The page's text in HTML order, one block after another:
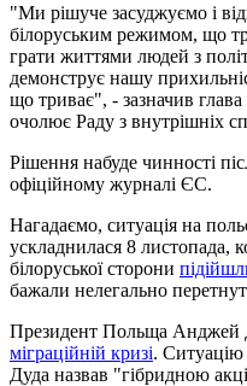
"Ми рішуче засуджуємо і
білоруським режимом, що
грати життями людей з
демонструє нашу
що триває", - зазначив
очолює Раду з внутрішніх
Рішення набуде чинності
офіційному журналі ЄС.
Нагадаємо, ситуація на
ускладнилася 8 листопада,
білоруської сторони
бажали нелегально
Президент Польща Анджей
міграційній кризі.
Дуда назвав "гібридною